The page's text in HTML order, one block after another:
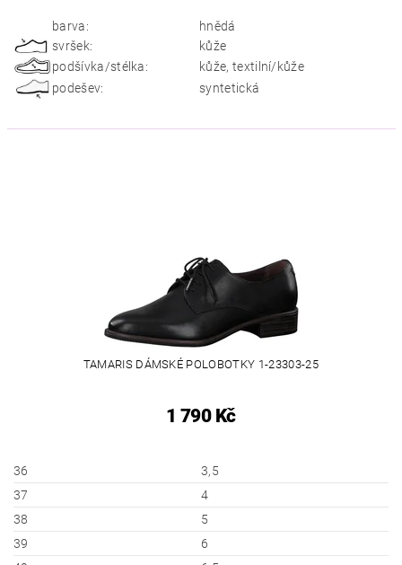
barva:
hnědá
svršek:
kůže
podšívka/stélka:
kůže, textilní/kůže
podešev:
syntetická
TAMARIS DÁMSKÉ POLOBOTKY 1-23303-25
1 790 Kč
36
3,5
37
4
38
5
39
6